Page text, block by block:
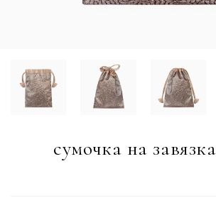
сумочка на